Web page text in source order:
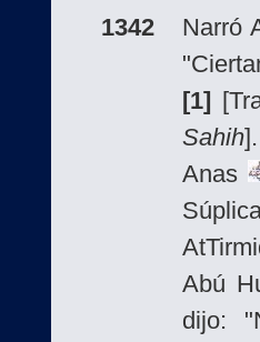
1342
Narró
[1]
Sahih].
Anas
Abú
dijo: